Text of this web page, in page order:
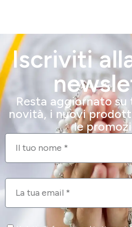
Iscriviti
Resta aggiornato
novità, i nuovi
le